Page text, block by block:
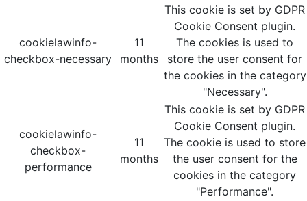
cookielawinfo-
checkbox-necessary
11
months
This cookie is set by GDPR
Cookie Consent plugin.
The cookies is used to
store the user consent for
the cookies in the category
"Necessary".
cookielawinfo-
checkbox-
performance
11
months
This cookie is set by GDPR
Cookie Consent plugin.
The cookie is used to store
the user consent for the
cookies in the category
"Performance".